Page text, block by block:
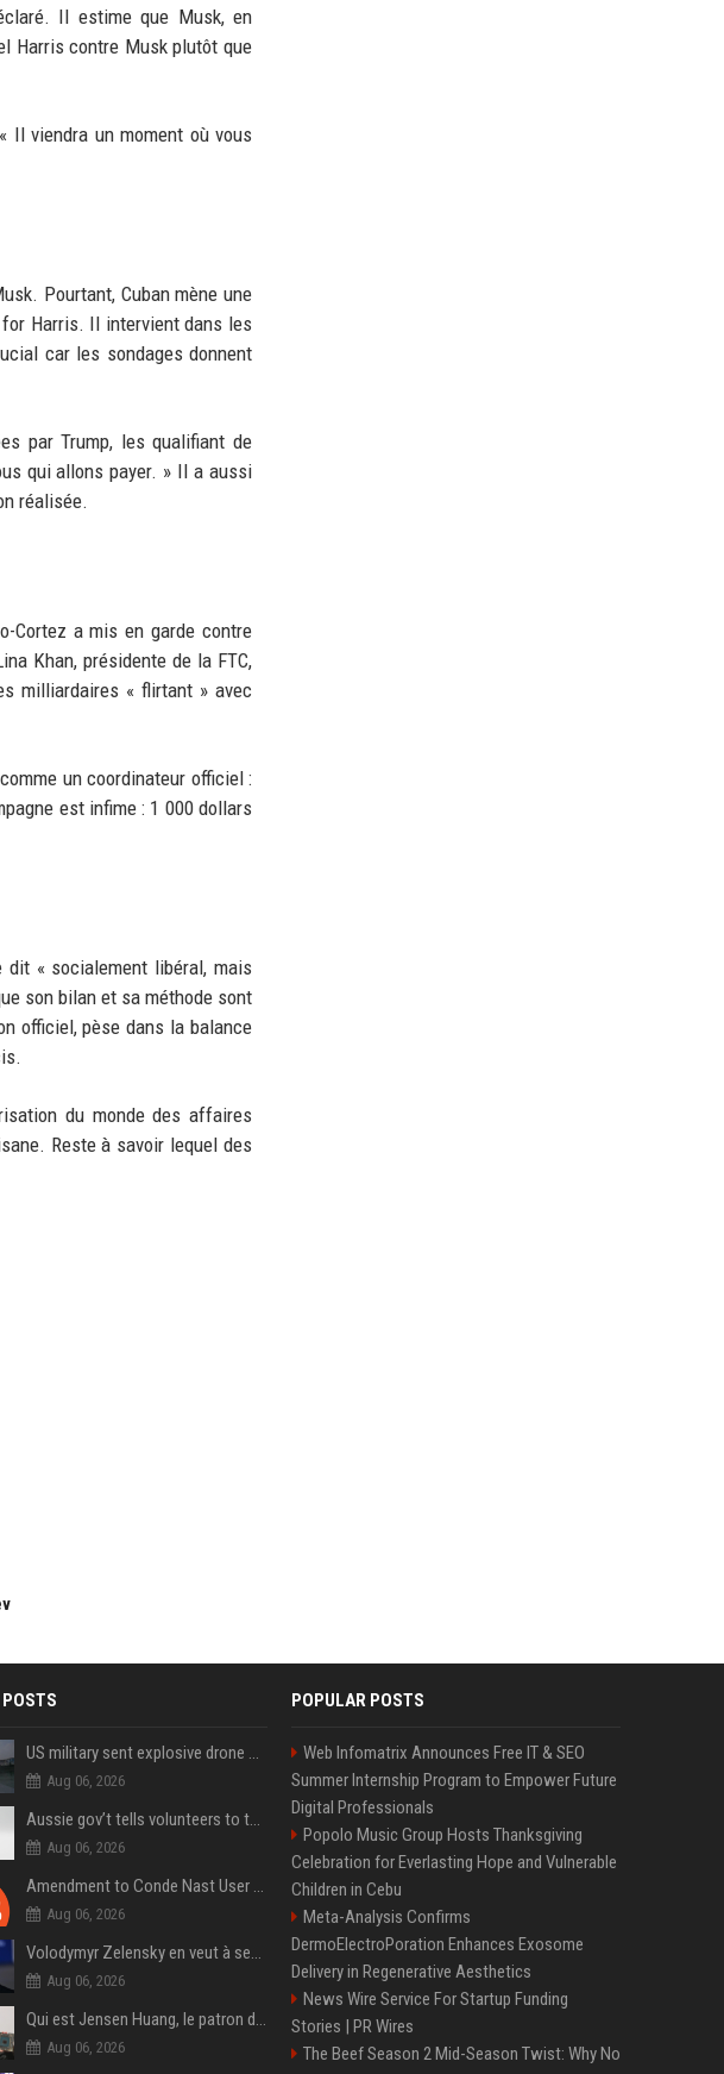
Il estime que Musk, en
Harris contre Musk plutôt que
Il viendra un moment où vous
Pourtant, Cuban mène une
Harris. Il intervient dans les
car les sondages donnent
par Trump, les qualifiant de
qui allons payer. » Il a aussi
réalisée.
Cortez a mis en garde contre
Khan, présidente de la FTC,
milliardaires « flirtant » avec
un coordinateur officiel :
est infime : 1 000 dollars
« socialement libéral, mais
son bilan et sa méthode sont
officiel, pèse dans la balance
du monde des affaires
Reste à savoir lequel des
POSTS
US military sent explosive drone boats into combat for the first time
Aug 06, 2026
Aussie gov’t tells volunteers to throw out thousands of functioning test routers
Aug 06, 2026
Amendment to Conde Nast User Agreement & Privacy Policy
Aug 06, 2026
Volodymyr Zelensky en veut à ses alliés après « l’une des attaques les plus tragiques » de la Russie à Kiev
Aug 06, 2026
Qui est Jensen Huang, le patron de Nvidia qui veut devenir l’homme fort de l’intelligence artificielle ?
Aug 06, 2026
POPULAR POSTS
Web Infomatrix Announces Free IT & SEO
Summer Internship Program to Empower Future
Digital Professionals
Popolo Music Group Hosts Thanksgiving
Celebration for Everlasting Hope and Vulnerable
Children in Cebu
Meta-Analysis Confirms
DermoElectroPoration Enhances Exosome
Delivery in Regenerative Aesthetics
News Wire Service For Startup Funding
Stories | PR Wires
The Beef Season 2 Mid-Season Twist: Why No